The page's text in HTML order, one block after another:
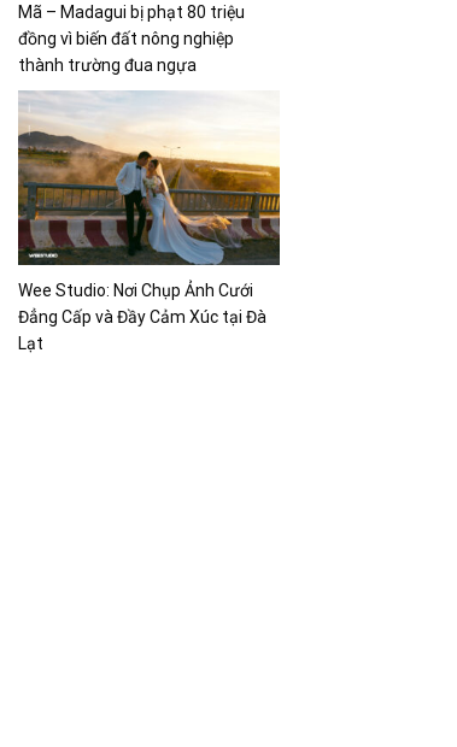
Mã – Madagui bị phạt 80 triệu
đồng vì biến đất nông nghiệp
thành trường đua ngựa
Wee Studio: Nơi Chụp Ảnh Cưới
Đẳng Cấp và Đầy Cảm Xúc tại Đà
Lạt